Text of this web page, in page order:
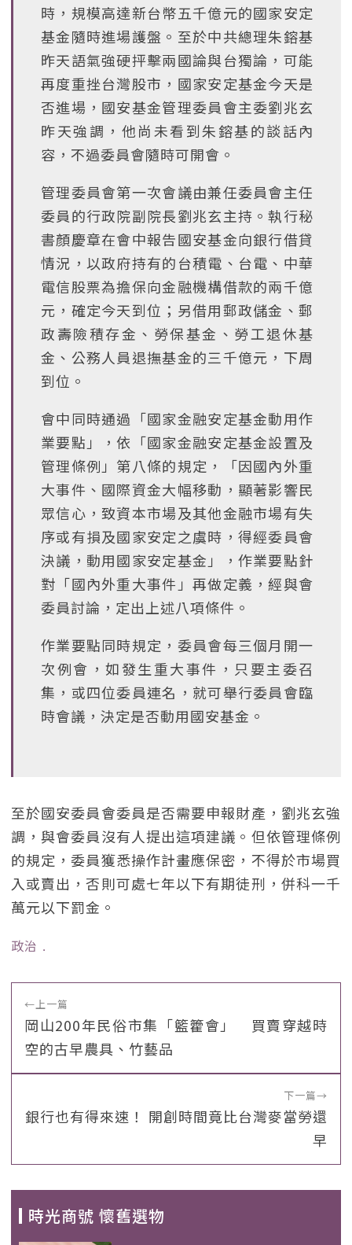
時，規模高達新台幣五千億元的國家安定
基金隨時進場護盤。至於中共總理朱鎔基
昨天語氣強硬抨擊兩國論與台獨論，可能
再度重挫台灣股市，國家安定基金今天是
否進場，國安基金管理委員會主委劉兆玄
昨天強調，他尚未看到朱鎔基的談話內
容，不過委員會隨時可開會。
管理委員會第一次會議由兼任委員會主任
委員的行政院副院長劉兆玄主持。執行秘
書顏慶章在會中報告國安基金向銀行借貸
情況，以政府持有的台積電、台電、中華
電信股票為擔保向金融機構借款的兩千億
元，確定今天到位；另借用郵政儲金、郵
政壽險積存金、勞保基金、勞工退休基
金、公務人員退撫基金的三千億元，下周
到位。
會中同時通過「國家金融安定基金動用作
業要點」，依「國家金融安定基金設置及
管理條例」第八條的規定，「因國內外重
大事件、國際資金大幅移動，顯著影響民
眾信心，致資本市場及其他金融市場有失
序或有損及國家安定之虞時，得經委員會
決議，動用國家安定基金」，作業要點針
對「國內外重大事件」再做定義，經與會
委員討論，定出上述八項條件。
作業要點同時規定，委員會每三個月開一
次例會，如發生重大事件，只要主委召
集，或四位委員連名，就可舉行委員會臨
時會議，決定是否動用國安基金。
至於國安委員會委員是否需要申報財產，劉兆玄強
調，與會委員沒有人提出這項建議。但依管理條例
的規定，委員獲悉操作計畫應保密，不得於市場買
入或賣出，否則可處七年以下有期徒刑，併科一千
萬元以下罰金。
政治 ﹒
←上一篇
岡山200年民俗市集「籃籗會」 買賣穿越時
空的古早農具、竹藝品
下一篇→
銀行也有得來速！ 開創時間竟比台灣麥當勞還
早
時光商號 懷舊選物